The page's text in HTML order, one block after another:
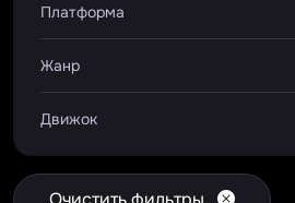
Платформа
Жанр
Движок